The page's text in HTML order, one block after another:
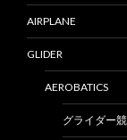
AIRPLANE
GLIDER
AEROBATICS
グライダー